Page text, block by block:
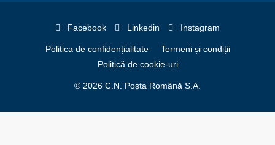
Facebook Linkedin Instagram
Politica de confidențialitate
Termeni și condiții
Politică de cookie-uri
© 2026 C.N. Poșta Română S.A.